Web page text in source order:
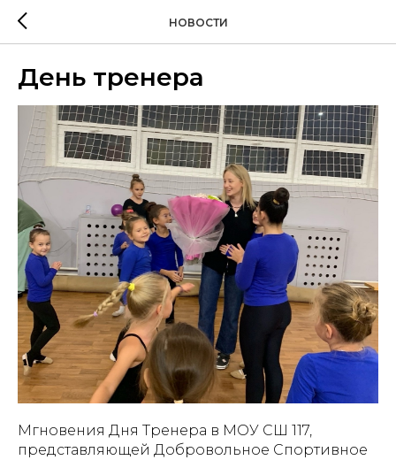
НОВОСТИ
День тренера
Мгновения Дня Тренера в МОУ СШ 117,
представляющей Добровольное Спортивное